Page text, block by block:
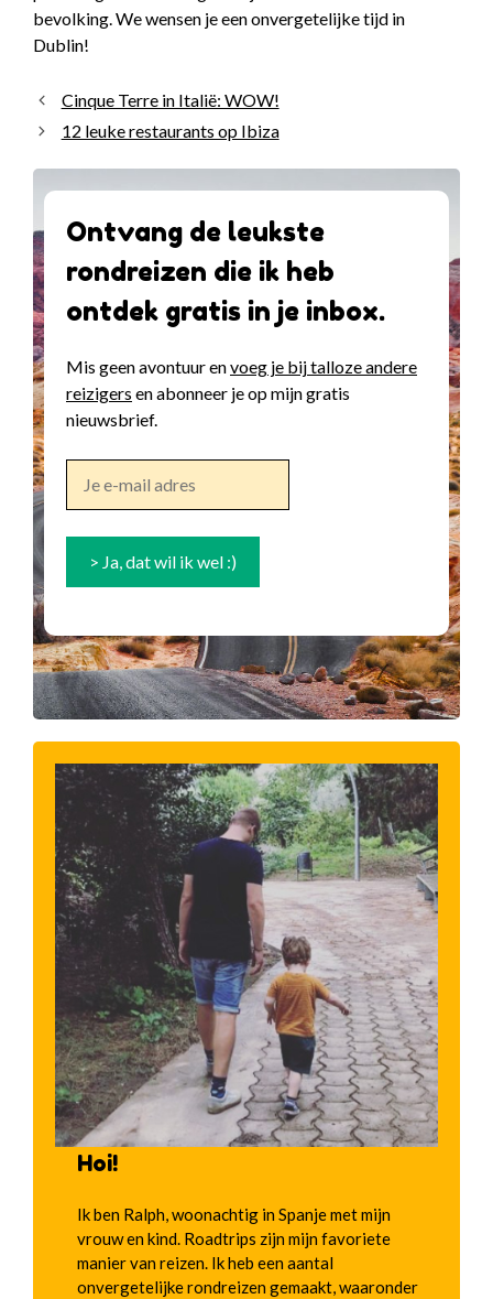
bevolking. We wensen je een onvergetelijke tijd in
Dublin!
Cinque Terre in Italië: WOW!
12 leuke restaurants op Ibiza
Ontvang de leukste
rondreizen die ik heb
ontdek gratis in je inbox.
Mis geen avontuur envoeg je bij talloze andere
reizigers en abonneer je op mijn gratis
nieuwsbrief.
Hoi!
Ik ben Ralph, woonachtig in Spanje met mijn
vrouw en kind. Roadtrips zijn mijn favoriete
manier van reizen. Ik heb een aantal
onvergetelijke rondreizen gemaakt, waaronder